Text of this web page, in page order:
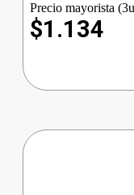
Precio mayorista
$1.134